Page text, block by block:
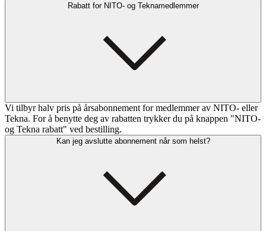
Rabatt for NITO- og Teknamedlemmer
Vi tilbyr halv pris på årsabonnement for medlemmer av NITO- eller
Tekna. For å benytte deg av rabatten trykker du på knappen "NITO-
og Tekna rabatt" ved bestilling.
Kan jeg avslutte abonnement når som helst?